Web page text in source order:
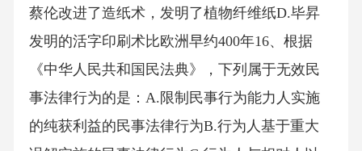
蔡伦改进了造纸术，发明了植物纤维纸D.毕昇
发明的活字印刷术比欧洲早约400年16、根据
《中华人民共和国民法典》，下列属于无效民
事法律行为的是：A.限制民事行为能力人实施
的纯获利益的民事法律行为B.行为人基于重大